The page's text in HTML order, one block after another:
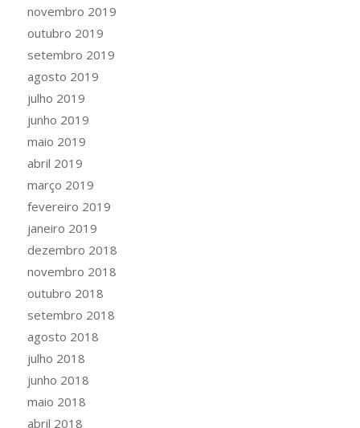
novembro 2019
outubro 2019
setembro 2019
agosto 2019
julho 2019
junho 2019
maio 2019
abril 2019
março 2019
fevereiro 2019
janeiro 2019
dezembro 2018
novembro 2018
outubro 2018
setembro 2018
agosto 2018
julho 2018
junho 2018
maio 2018
abril 2018